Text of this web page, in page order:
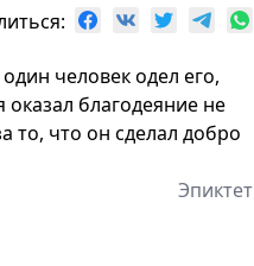
человек одел его,
оказал благодеяние не
то, что он сделал добро
Эпиктет